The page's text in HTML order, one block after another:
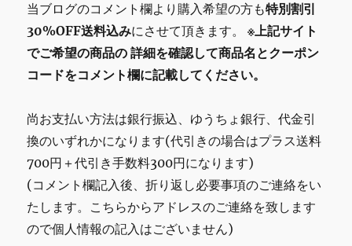
当ブログのコメント欄より購入希望の方も特別割引
30%OFF送料込みにさせて頂きます。※上記サイト
でご希望の商品の 詳細を確認して商品名とクーポン
コードをコメント欄に記載してください。
尚お支払い方法は銀行振込、ゆうちょ銀行、代金引
換のいずれかになります(代引きの場合はプラス送料
700円＋代引き手数料300円になります)
(コメント欄記入後、折り返し必要事項のご連絡をい
たします。こちらからアドレスのご連絡を致します
ので個人情報の記入はございません)